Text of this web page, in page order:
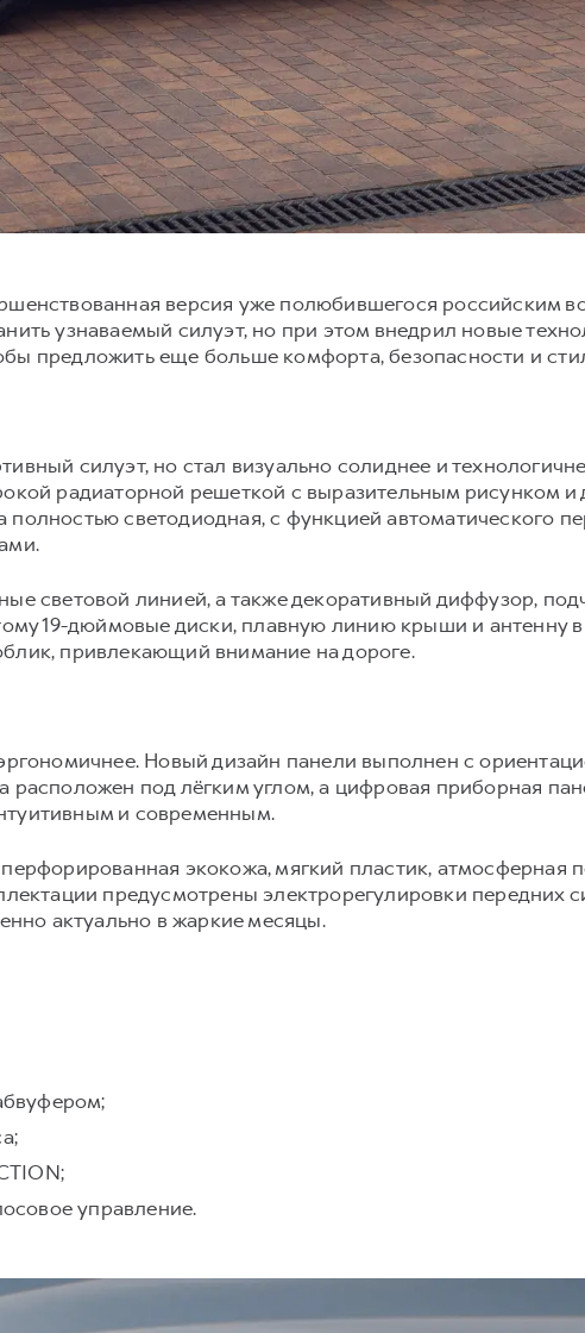
версия уже полюбившегося российским
узнаваемый силуэт, но при этом внедрил новые
предложить еще больше комфорта, безопасности и
силуэт, но стал визуально солиднее и
радиаторной решеткой с выразительным рисунком и
светодиодная, с функцией автоматического
световой линией, а также декоративный диффузор,
19-дюймовые диски, плавную линию крыши и антенну
привлекающий внимание на дороге.
Новый дизайн панели выполнен с
под лёгким углом, а цифровая приборная
и современным.
экокожа, мягкий пластик, атмосферная
предусмотрены электрорегулировки передних
актуально в жаркие месяцы.
управление.